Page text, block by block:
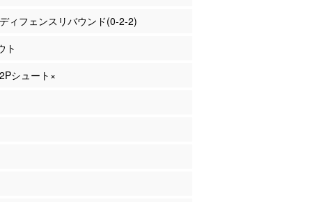
ィフェンスリバウンド(0-2-2)
ト
シュート×